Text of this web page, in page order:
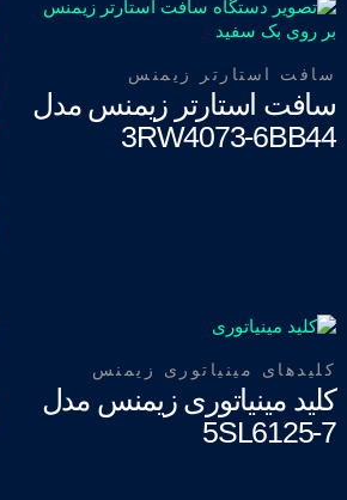
سافت استارتر زیمنس مدل
3RW4073-6BB44
سافت استارتر زیمنس
کلید مینیاتوری زیمنس مدل
5SL6125-7
کلیدهای مینیاتوری زیمنس